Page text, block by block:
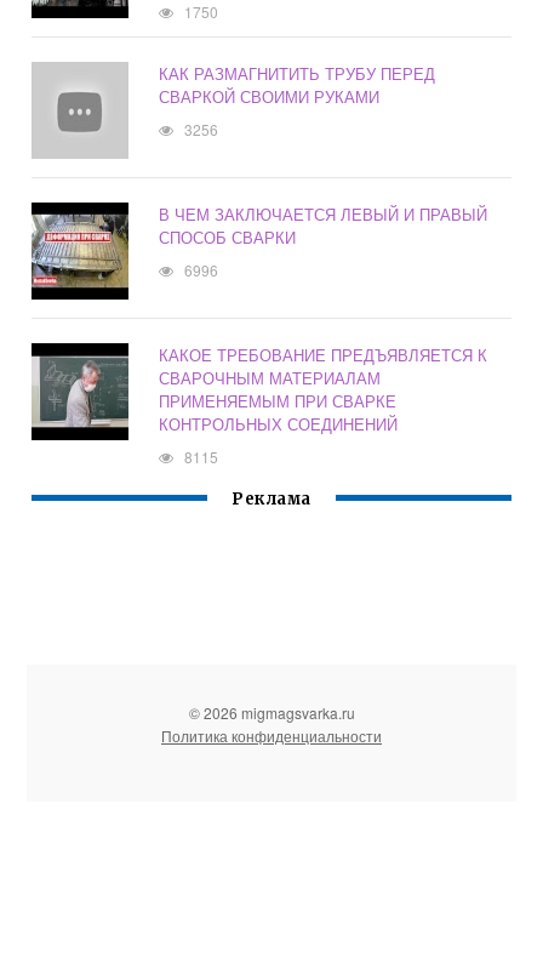
1750
КАК РАЗМАГНИТИТЬ ТРУБУ ПЕРЕД
СВАРКОЙ СВОИМИ РУКАМИ
3256
В ЧЕМ ЗАКЛЮЧАЕТСЯ ЛЕВЫЙ И ПРАВЫЙ
СПОСОБ СВАРКИ
6996
КАКОЕ ТРЕБОВАНИЕ ПРЕДЪЯВЛЯЕТСЯ К
СВАРОЧНЫМ МАТЕРИАЛАМ
ПРИМЕНЯЕМЫМ ПРИ СВАРКЕ
КОНТРОЛЬНЫХ СОЕДИНЕНИЙ
8115
Реклама
© 2026 migmagsvarka.ru
Политика конфиденциальности